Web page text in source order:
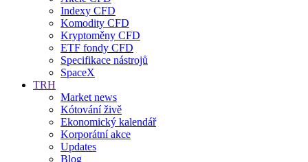
Indexy CFD
Komodity CFD
Kryptoměny CFD
ETF fondy CFD
Specifikace nástrojů
SpaceX
TRH
Market news
Kótování živě
Ekonomický kalendář
Korporátní akce
Updates
Blog